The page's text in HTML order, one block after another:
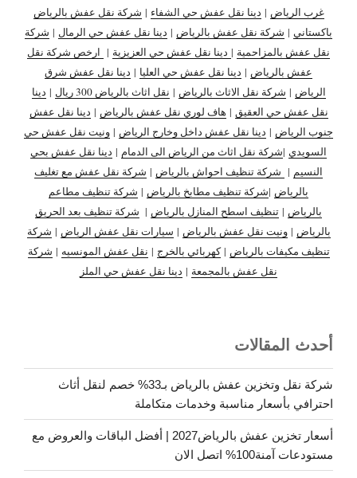
غرب الرياض | دينا نقل عفش حي الشفاء | شركة نقل عفش بالرياض
باكستاني | شركة نقل عفش بالرياض | دينا نقل عفش حي الرمال | شركة
نقل عفش بالمزاحمية | دينا نقل عفش حي العزيزية | ارخص شركة نقل
عفش بالرياض | دينا نقل عفش حي العليا | دينا نقل عفش شرق
الرياض | شركة نقل الاثاث بالرياض | نقل اثاث بالرياض 300 ريال | دينا
نقل عفش حي العقيق | هاف لوري نقل عفش بالرياض | دينا نقل عفش
جنوب الرياض | دينا نقل عفش داخل وخارج الرياض | ونيت نقل عفش حي
السويدي |شركة نقل اثاث من الرياض الى الدمام | دينا نقل عفش بحي
النسيم | شركة تنظيف احواش بالرياض | شركة نقل عفش مع تغليف
بالرياض |شركة تنظيف مطابخ بالرياض | شركة تنظيف مطاعم
بالرياض | تنظيف اسطح المنازل بالرياض | شركة تنظيف بعد الحريق
بالرياض |ونيت نقل عفش بالرياض | سيارات نقل عفش الرياض | شركة
تنظيف مكيفات بالرياض |كهربائي بالخرج | نقل عفش المونسيه | شركة
نقل عفش بالمجمعة | دينا نقل عفش حي الملز
أحدث المقالات
شركة نقل وتخزين عفش بالرياض بـ33% خصم لنقل أثاث
احترافي بأسعار مناسبة وخدمات متكاملة
أسعار تخزين عفش بالرياض2027 | أفضل الباقات والعروض مع
مستودعات آمنة100% اتصل الان